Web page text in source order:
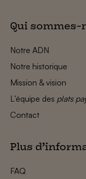
Qui sommes-
Notre ADN
Notre historique
Mission & vision
L’équipe des plats
Contact
Plus
FAQ